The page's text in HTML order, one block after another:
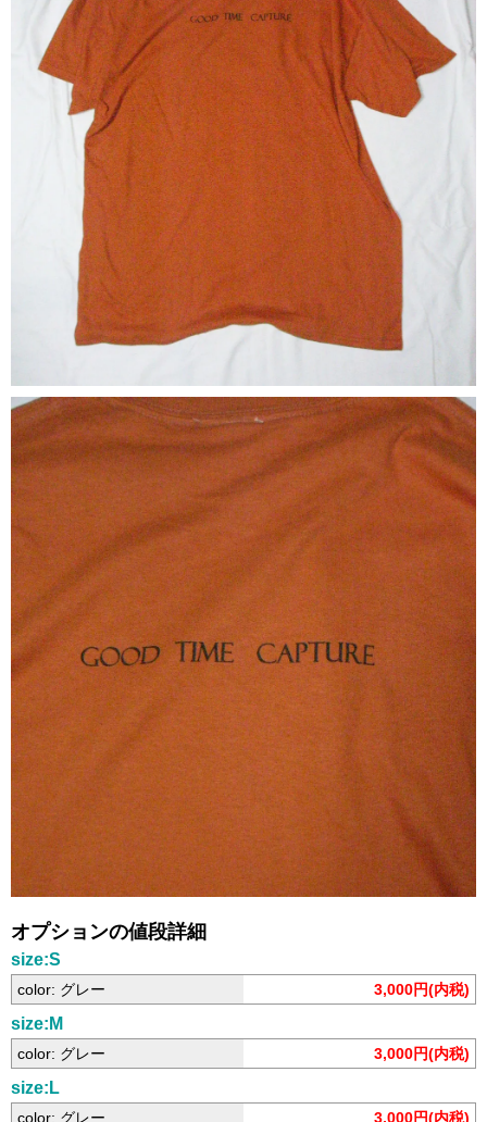
オプションの値段詳細
size:S
color: グレー 3,000円(内税)
size:M
color: グレー 3,000円(内税)
size:L
color: グレー 3,000円(内税)